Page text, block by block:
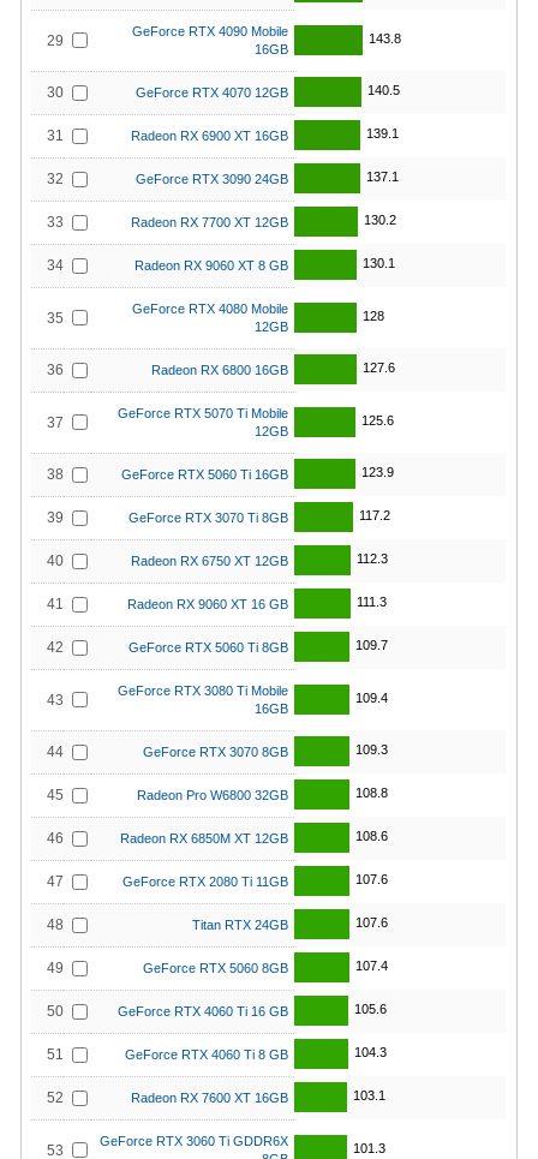
29
GeForce RTX 4090 Mobile
16GB
143.8
30 GeForce RTX 4070 12GB 140.5
31 Radeon RX 6900 XT 16GB 139.1
32 GeForce RTX 3090 24GB 137.1
33 Radeon RX 7700 XT 12GB 130.2
34 Radeon RX 9060 XT 8 GB 130.1
35
GeForce RTX 4080 Mobile
12GB
128
36 Radeon RX 6800 16GB 127.6
37
GeForce RTX 5070 Ti Mobile
12GB
125.6
38 GeForce RTX 5060 Ti 16GB 123.9
39 GeForce RTX 3070 Ti 8GB 117.2
40 Radeon RX 6750 XT 12GB 112.3
41 Radeon RX 9060 XT 16 GB 111.3
42 GeForce RTX 5060 Ti 8GB 109.7
43
GeForce RTX 3080 Ti Mobile
16GB
109.4
44 GeForce RTX 3070 8GB 109.3
45 Radeon Pro W6800 32GB 108.8
46 Radeon RX 6850M XT 12GB 108.6
47 GeForce RTX 2080 Ti 11GB 107.6
48 Titan RTX 24GB 107.6
49 GeForce RTX 5060 8GB 107.4
50 GeForce RTX 4060 Ti 16 GB 105.6
51 GeForce RTX 4060 Ti 8 GB 104.3
52 Radeon RX 7600 XT 16GB 103.1
53
GeForce RTX 3060 Ti GDDR6X
101.3